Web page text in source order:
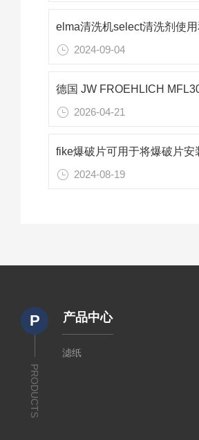
2024-09-04
2026-04-21
2024-08-19
P
PRODUCTS
产品中心
滤纸